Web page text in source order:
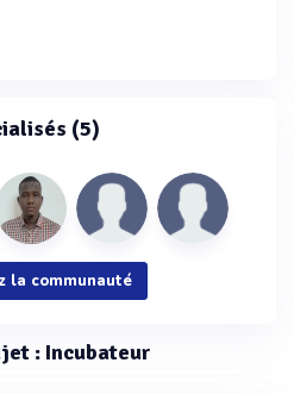
(5)
la communauté
: Incubateur